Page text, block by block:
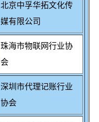
北京中孚华拓文化传
媒有限公司
珠海市物联网行业协
会
深圳市代理记账行业
协会